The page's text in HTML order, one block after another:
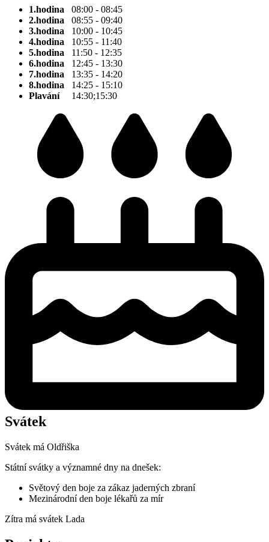
1.hodina 08:00 - 08:45
2.hodina 08:55 - 09:40
3.hodina 10:00 - 10:45
4.hodina 10:55 - 11:40
5.hodina 11:50 - 12:35
6.hodina 12:45 - 13:30
7.hodina 13:35 - 14:20
8.hodina 14:25 - 15:10
Plavání14:30;15:30
Svátek
Svátek má Oldřiška
Státní svátky a významné dny na dnešek:
Světový den boje za zákaz jaderných zbraní
Mezinárodní den boje lékařů za mír
Zítra má svátek Lada